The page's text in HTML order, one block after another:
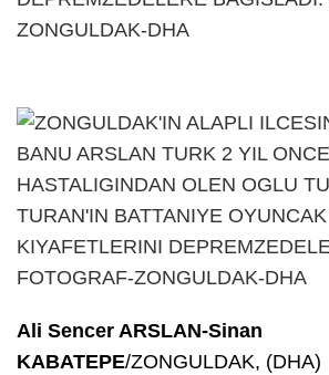
Ali Sencer ARSLAN-Sinan
KABATEPE/ZONGULDAK, (DHA)